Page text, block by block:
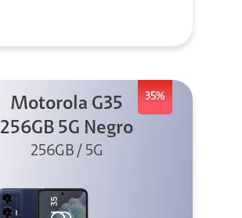
35%
Motorola G35
256GB 5G Negro
256GB / 5G